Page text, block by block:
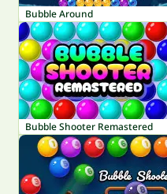
Bubble Around
Bubble Shooter Remastered